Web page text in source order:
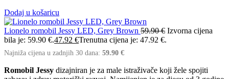
Dodaj u košaricu
Lionelo romobil Jessy LED, Grey Brown 59.90€ Izvorna cijena
bila je: 59.90 €.47.92 €Trenutna cijena je: 47.92 €.
Najniža cijena u zadnjih 30 dana: 59.90 €
Romobil Jessy dizajniran je za male istraživače koji žele spojiti